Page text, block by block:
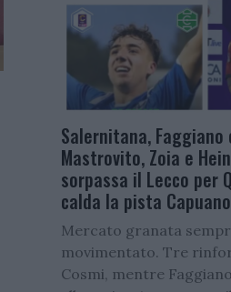
Salernitana,
Mastrovito, Zoia e
sorpassa il Lecco per
calda la pista Capuano
Mercato granata
movimentato. Tre
Cosmi, mentre